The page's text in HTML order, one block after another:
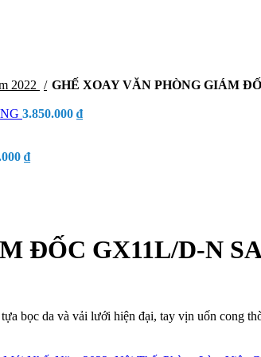
2022 GHẾ XOAY VĂN PHÒNG GIÁM
3.850.000 ₫
₫
ĐỐC GX11L/D-N
bọc da và vải lưới hiện đại, tay vịn uốn cong